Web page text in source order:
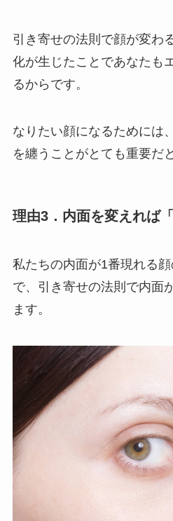
引き寄せの法則で顔が変わ
化が生じたことであなたも
るからです。
なりたい顔になるためには
を纏うことがとても重要だ
理由3．内面を変えれば
私たちの内面が1番現れる
で、引き寄せの法則で内面
ます。